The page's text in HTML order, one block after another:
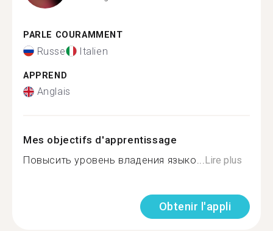
PARLE COURAMMENT
Russe Italien
APPREND
Anglais
Mes objectifs d'apprentissage
Повысить уровень владения языко...Lire plus
Obtenir l'appli